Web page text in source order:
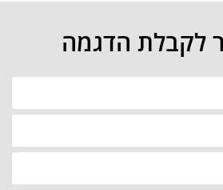
לקבלת הדגמה